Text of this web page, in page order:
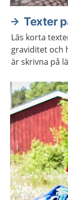
Texter
Läs korta
graviditet och
är skrivna på